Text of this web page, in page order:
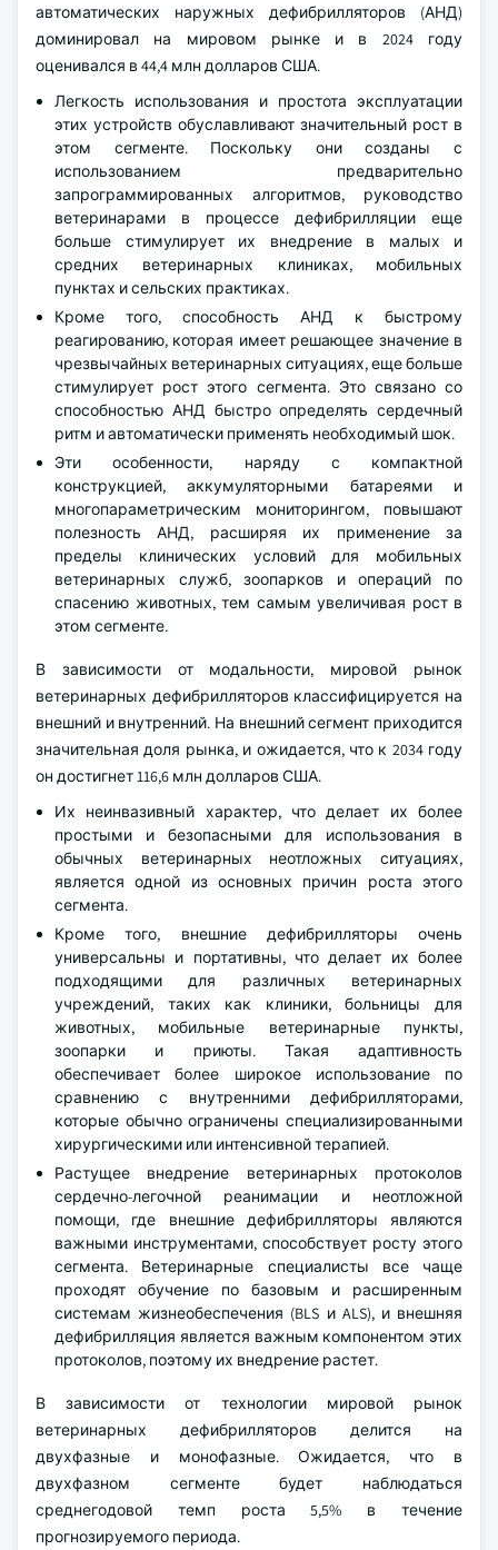
автоматических наружных дефибрилляторов (АНД)
доминировал на мировом рынке и в 2024 году
оценивался в 44,4 млн долларов США.
Легкость использования и простота эксплуатации
этих устройств обуславливают значительный рост в
этом сегменте. Поскольку они созданы с
использованием предварительно
запрограммированных алгоритмов, руководство
ветеринарами в процессе дефибрилляции еще
больше стимулирует их внедрение в малых и
средних ветеринарных клиниках, мобильных
пунктах и сельских практиках.
Кроме того, способность АНД к быстрому
реагированию, которая имеет решающее значение в
чрезвычайных ветеринарных ситуациях, еще больше
стимулирует рост этого сегмента. Это связано со
способностью АНД быстро определять сердечный
ритм и автоматически применять необходимый шок.
Эти особенности, наряду с компактной
конструкцией, аккумуляторными батареями и
многопараметрическим мониторингом, повышают
полезность АНД, расширяя их применение за
пределы клинических условий для мобильных
ветеринарных служб, зоопарков и операций по
спасению животных, тем самым увеличивая рост в
этом сегменте.
В зависимости от модальности, мировой рынок
ветеринарных дефибрилляторов классифицируется на
внешний и внутренний. На внешний сегмент приходится
значительная доля рынка, и ожидается, что к 2034 году
он достигнет 116,6 млн долларов США.
Их неинвазивный характер, что делает их более
простыми и безопасными для использования в
обычных ветеринарных неотложных ситуациях,
является одной из основных причин роста этого
сегмента.
Кроме того, внешние дефибрилляторы очень
универсальны и портативны, что делает их более
подходящими для различных ветеринарных
учреждений, таких как клиники, больницы для
животных, мобильные ветеринарные пункты,
зоопарки и приюты. Такая адаптивность
обеспечивает более широкое использование по
сравнению с внутренними дефибрилляторами,
которые обычно ограничены специализированными
хирургическими или интенсивной терапией.
Растущее внедрение ветеринарных протоколов
сердечно-легочной реанимации и неотложной
помощи, где внешние дефибрилляторы являются
важными инструментами, способствует росту этого
сегмента. Ветеринарные специалисты все чаще
проходят обучение по базовым и расширенным
системам жизнеобеспечения (BLS и ALS), и внешняя
дефибрилляция является важным компонентом этих
протоколов, поэтому их внедрение растет.
В зависимости от технологии мировой рынок
ветеринарных дефибрилляторов делится на
двухфазные и монофазные. Ожидается, что в
двухфазном сегменте будет наблюдаться
среднегодовой темп роста 5,5% в течение
прогнозируемого периода.